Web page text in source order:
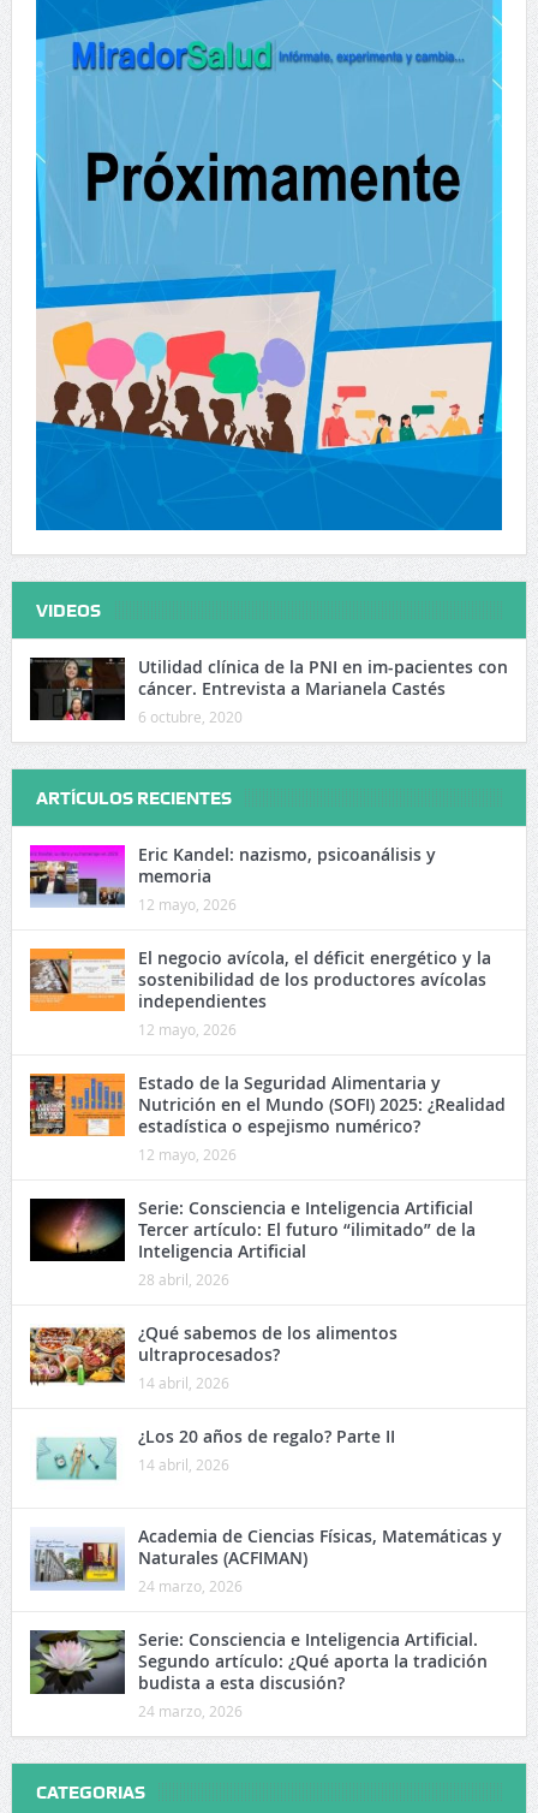
VIDEOS
Utilidad clínica de la PNI en im-pacientes con
cáncer. Entrevista a Marianela Castés
6 octubre, 2020
ARTÍCULOS RECIENTES
Eric Kandel: nazismo, psicoanálisis y
memoria
12 mayo, 2026
El negocio avícola, el déficit energético y la
sostenibilidad de los productores avícolas
independientes
12 mayo, 2026
Estado de la Seguridad Alimentaria y
Nutrición en el Mundo (SOFI) 2025: ¿Realidad
estadística o espejismo numérico?
12 mayo, 2026
Serie: Consciencia e Inteligencia Artificial
Tercer artículo: El futuro “ilimitado” de la
Inteligencia Artificial
28 abril, 2026
¿Qué sabemos de los alimentos
ultraprocesados?
14 abril, 2026
¿Los 20 años de regalo? Parte II
14 abril, 2026
Academia de Ciencias Físicas, Matemáticas y
Naturales (ACFIMAN)
24 marzo, 2026
Serie: Consciencia e Inteligencia Artificial.
Segundo artículo: ¿Qué aporta la tradición
budista a esta discusión?
24 marzo, 2026
CATEGORIAS